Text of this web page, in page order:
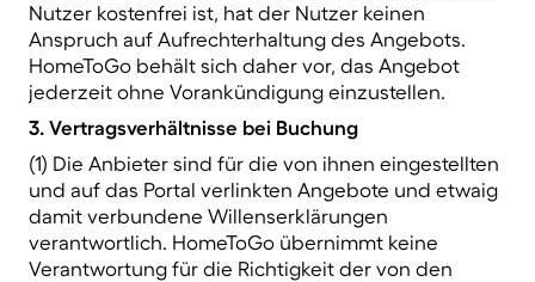
Nutzer kostenfrei ist, hat der Nutzer keinen
Anspruch auf Aufrechterhaltung des Angebots.
HomeToGo behält sich daher vor, das Angebot
jederzeit ohne Vorankündigung einzustellen.
3. Vertragsverhältnisse bei Buchung
(1) Die Anbieter sind für die von ihnen eingestellten
und auf das Portal verlinkten Angebote und etwaig
damit verbundene Willenserklärungen
verantwortlich. HomeToGo übernimmt keine
Verantwortung für die Richtigkeit der von den